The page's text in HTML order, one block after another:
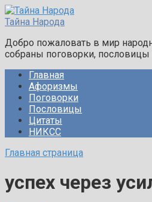
Перейти
к
Тайна Народа
Добро пожаловать в мир
собраны поговорки,
Главная
Афоризмы
Поговорки
Пословицы
Цитаты
НИКСС
Главная страница
успех через